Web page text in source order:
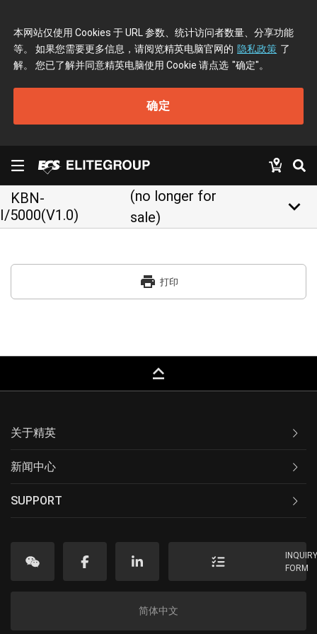
本网站仅使用 Cookies 于 URL 参数、统计访问者数量、分享功能
等。 如果您需要更多信息，请阅览精英电脑官网的 隐私政策 了
解。 您已了解并同意精英电脑使用 Cookie 请点选 "确定"。
确定
KBN-
I/5000(V1.0)
(no longer for
sale)
keyboard_arrow_down
print 打印
keyboard_capslock
关于精英
新闻中心
SUPPORT
FORM
简体中文